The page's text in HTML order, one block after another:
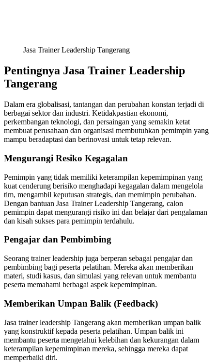
Jasa Trainer Leadership Tangerang
Pentingnya Jasa Trainer Leadership
Tangerang
Dalam era globalisasi, tantangan dan perubahan konstan terjadi di
berbagai sektor dan industri. Ketidakpastian ekonomi,
perkembangan teknologi, dan persaingan yang semakin ketat
membuat perusahaan dan organisasi membutuhkan pemimpin yang
mampu beradaptasi dan berinovasi untuk tetap relevan.
Mengurangi Resiko Kegagalan
Pemimpin yang tidak memiliki keterampilan kepemimpinan yang
kuat cenderung berisiko menghadapi kegagalan dalam mengelola
tim, mengambil keputusan strategis, dan memimpin perubahan.
Dengan bantuan Jasa Trainer Leadership Tangerang, calon
pemimpin dapat mengurangi risiko ini dan belajar dari pengalaman
dan kisah sukses para pemimpin terdahulu.
Pengajar dan Pembimbing
Seorang trainer leadership juga berperan sebagai pengajar dan
pembimbing bagi peserta pelatihan. Mereka akan memberikan
materi, studi kasus, dan simulasi yang relevan untuk membantu
peserta memahami berbagai aspek kepemimpinan.
Memberikan Umpan Balik (Feedback)
Jasa trainer leadership Tangerang akan memberikan umpan balik
yang konstruktif kepada peserta pelatihan. Umpan balik ini
membantu peserta mengetahui kelebihan dan kekurangan dalam
keterampilan kepemimpinan mereka, sehingga mereka dapat
memperbaiki diri.